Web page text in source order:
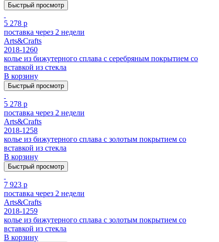
Быстрый просмотр
5 278 р
поставка через 2 недели
Arts&Crafts
2018-1260
колье из бижутерного сплава с серебряным покрытием cо
вставкой из стекла
В корзину
Быстрый просмотр
5 278 р
поставка через 2 недели
Arts&Crafts
2018-1258
колье из бижутерного сплава с золотым покрытием cо
вставкой из стекла
В корзину
Быстрый просмотр
7 923 р
поставка через 2 недели
Arts&Crafts
2018-1259
колье из бижутерного сплава с золотым покрытием cо
вставкой из стекла
В корзину